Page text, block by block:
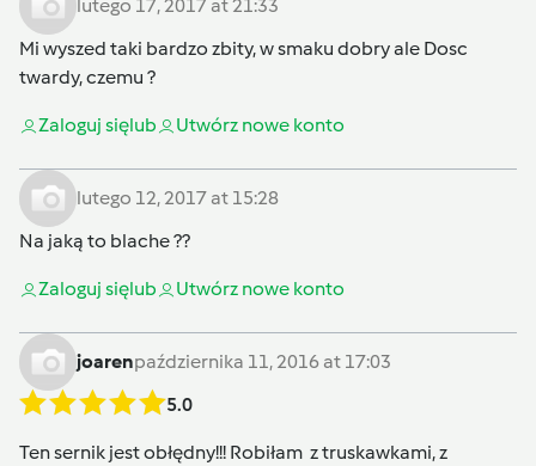
lutego 17, 2017 at 21:33
Mi wyszed taki bardzo zbity, w smaku dobry ale Dosc
twardy, czemu ?
Zaloguj sięlub Utwórz nowe konto
lutego 12, 2017 at 15:28
Na jaką to blache ??
Zaloguj sięlub Utwórz nowe konto
joarenpaździernika 11, 2016 at 17:03
5.0
Ten sernik jest obłędny!!! Robiłam z truskawkami, z